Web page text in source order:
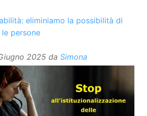
eliminiamo la possibilità di
persone
2025 da Simona